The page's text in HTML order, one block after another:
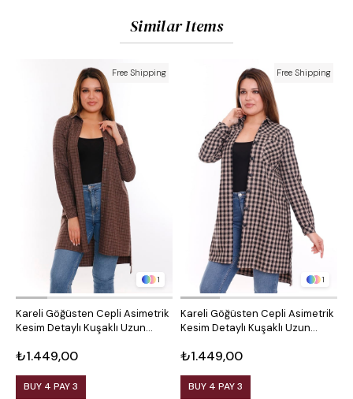
Similar Items
1
Kareli Göğüsten Cepli Asimetrik
Kesim Detaylı Kuşaklı Uzun
₺1.449,00
BUY 4 PAY 3
Free Shipping
1
Kareli Göğüsten Cepli Asimetrik
Kesim Detaylı Kuşaklı Uzun
₺1.449,00
BUY 4 PAY 3
Free Shipping